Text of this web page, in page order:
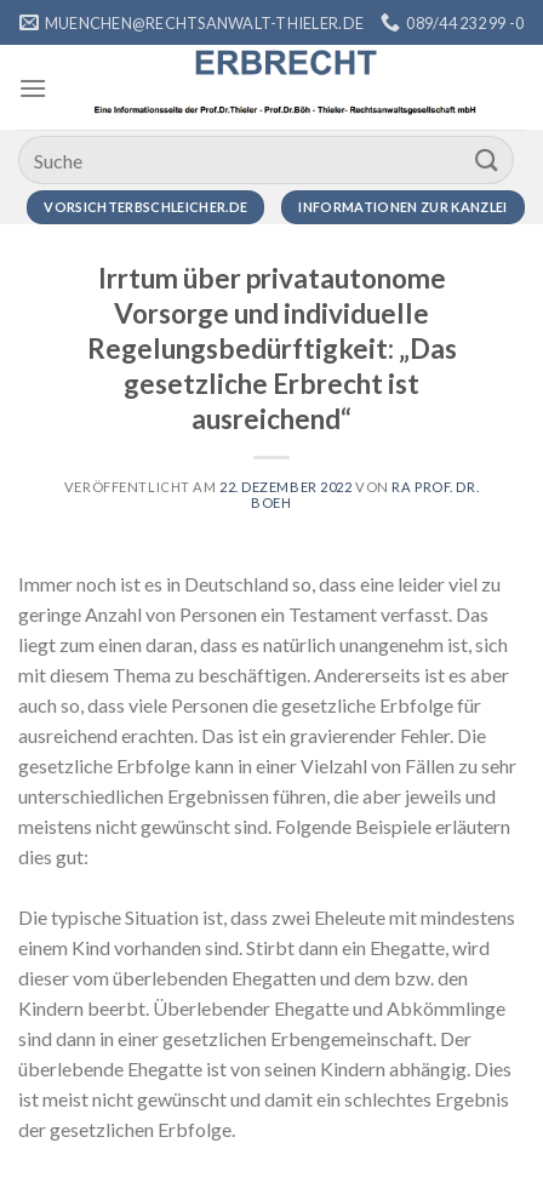
Zum
Inhalt
springen
MUENCHEN@RECHTSANWALT-THIELER.DE 089/44 232 99 -0
VORSICHTERBSCHLEICHER.DE INFORMATIONEN ZUR KANZLEI
Irrtum über privatautonome
Vorsorge und individuelle
Regelungsbedürftigkeit: „Das
gesetzliche Erbrecht ist
ausreichend“
VERÖFFENTLICHT AM 22. DEZEMBER 2022 VON RA PROF. DR.
BOEH
Immer noch ist es in Deutschland so, dass eine leider viel zu
geringe Anzahl von Personen ein Testament verfasst. Das
liegt zum einen daran, dass es natürlich unangenehm ist, sich
mit diesem Thema zu beschäftigen. Andererseits ist es aber
auch so, dass viele Personen die gesetzliche Erbfolge für
ausreichend erachten. Das ist ein gravierender Fehler. Die
gesetzliche Erbfolge kann in einer Vielzahl von Fällen zu sehr
unterschiedlichen Ergebnissen führen, die aber jeweils und
meistens nicht gewünscht sind. Folgende Beispiele erläutern
dies gut:
Die typische Situation ist, dass zwei Eheleute mit mindestens
einem Kind vorhanden sind. Stirbt dann ein Ehegatte, wird
dieser vom überlebenden Ehegatten und dem bzw. den
Kindern beerbt. Überlebender Ehegatte und Abkömmlinge
sind dann in einer gesetzlichen Erbengemeinschaft. Der
überlebende Ehegatte ist von seinen Kindern abhängig. Dies
ist meist nicht gewünscht und damit ein schlechtes Ergebnis
der gesetzlichen Erbfolge.